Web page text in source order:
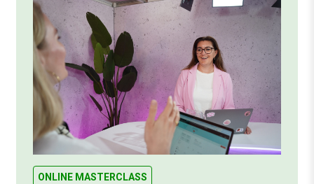
ONLINE MASTERCLASS